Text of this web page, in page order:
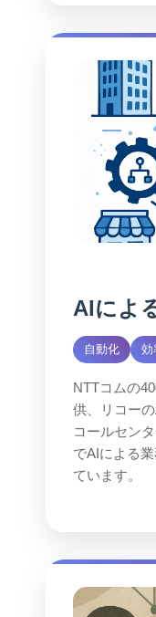
AIによ
自動化 効
NTTコムの
供、リコー
コールセン
でAIによる
ています。